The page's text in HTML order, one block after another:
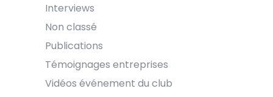
Interviews
Non classé
Publications
Témoignages entreprises
Vidéos événement du club